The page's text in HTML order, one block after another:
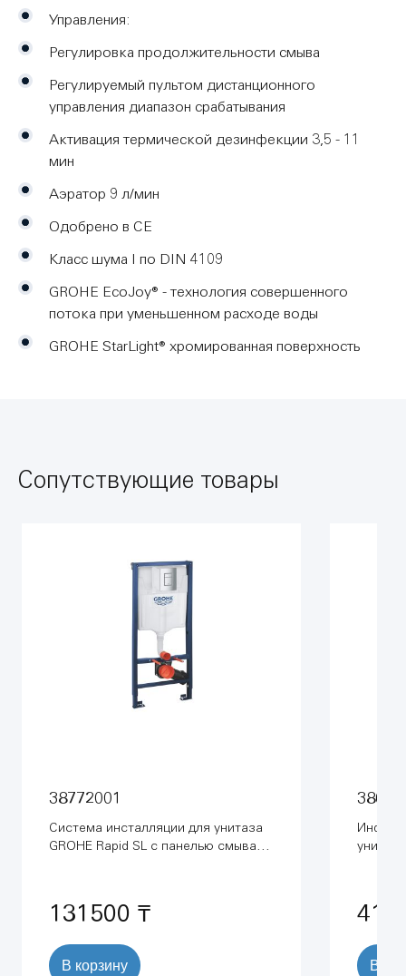
Управления:
Регулировка продолжительности смыва
Регулируемый пультом дистанционного
управления диапазон срабатывания
Активация термической дезинфекции 3,5 - 11
мин
Аэратор 9 л/мин
Одобрено в СE
Класс шума I по DIN 4109
GROHE EcoJoy® - технология совершенного
потока при уменьшенном расходе воды
GROHE StarLight® хромированная поверхность
Сопутствующие товары
38772001
Система инсталляции для унитаза
GROHE Rapid SL с панелью смыва
131500 ₸
В корзину В